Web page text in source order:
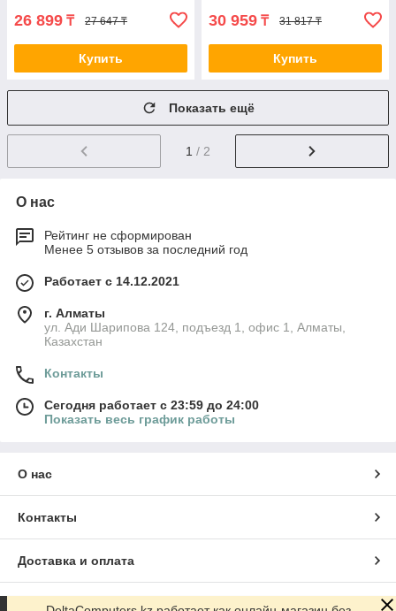
26 899 ₸ 27 647 ₸
Купить
30 959 ₸ 31 817 ₸
Купить
Показать ещё
1 / 2
О нас
Рейтинг не сформирован
Менее 5 отзывов за последний год
Работает с 14.12.2021
г. Алматы
ул. Ади Шарипова 124, подъезд 1, офис 1, Алматы,
Казахстан
Контакты
Сегодня работает с 23:59 до 24:00
Показать весь график работы
О нас
Контакты
Доставка и оплата
График работы